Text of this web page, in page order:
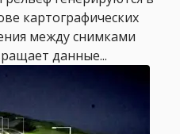
картографических
между снимками
данные...